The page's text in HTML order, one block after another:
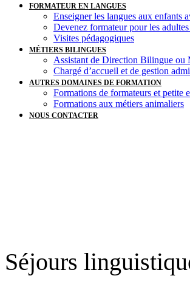
FORMATEUR EN LANGUES
Enseigner les langues aux enfants
Devenez formateur pour les
Visites pédagogiques
MÉTIERS BILINGUES
Assistant de Direction Bilingue ou
Chargé d’accueil et de gestion
AUTRES DOMAINES DE FORMATION
Formations de formateurs et petite
Formations aux métiers animaliers
NOUS CONTACTER
Séjours